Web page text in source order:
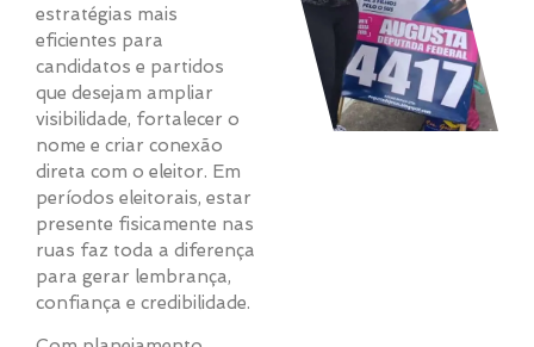
estratégias mais
eficientes para
candidatos e partidos
que desejam ampliar
visibilidade, fortalecer o
nome e criar conexão
direta com o eleitor. Em
períodos eleitorais, estar
presente fisicamente nas
ruas faz toda a diferença
para gerar lembrança,
confiança e credibilidade.